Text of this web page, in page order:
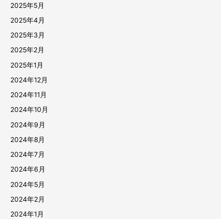
2025年5月
2025年4月
2025年3月
2025年2月
2025年1月
2024年12月
2024年11月
2024年10月
2024年9月
2024年8月
2024年7月
2024年6月
2024年5月
2024年2月
2024年1月